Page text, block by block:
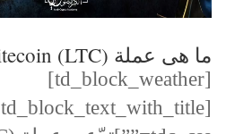
ما هى عملة Litecoin (LTC) ؟
[td_block_weather]
[td_block_text_with_title